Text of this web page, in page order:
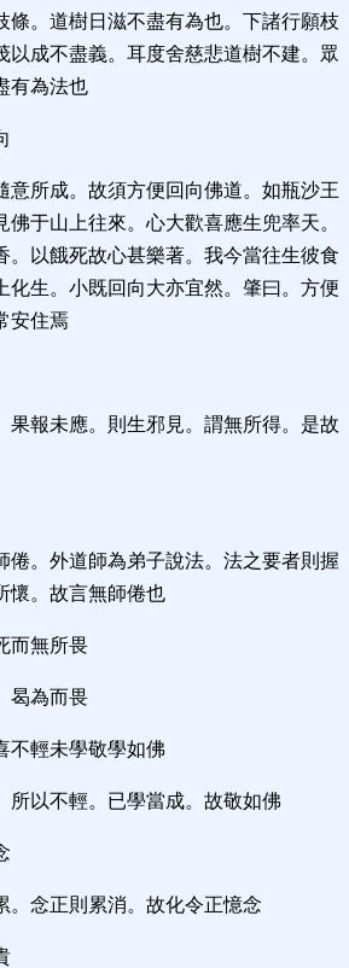
條。道樹日滋不盡有為也。下諸行願枝
以成不盡義。耳度舍慈悲道樹不建。眾
有為法也
意所成。故須方便回向佛道。如瓶沙王
于山上往來。心大歡喜應生兜率天。
。以餓死故心甚樂著。我今當往生彼食
化生。小既回向大亦宜然。肇曰。方便
安住焉
果報未應。則生邪見。謂無所得。是故
倦。外道師為弟子說法。法之要者則握
懷。故言無師倦也
而無所畏
曷為而畏
不輕未學敬學如佛
所以不輕。已學當成。故敬如佛
。念正則累消。故化令正憶念